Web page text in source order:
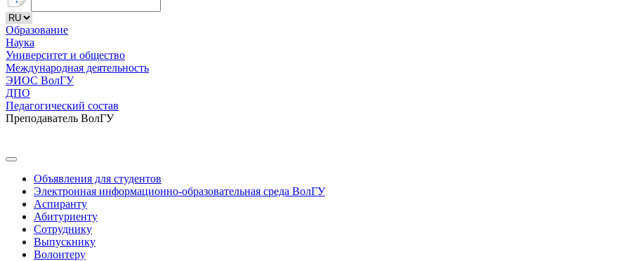
Образование
Наука
Университет и общество
Международная деятельность
ЭИОС ВолГУ
ДПО
Педагогический состав
Преподаватель ВолГУ
Объявления для студентов
Электронная информационно-образовательная среда ВолГУ
Аспиранту
Абитуриенту
Сотруднику
Выпускнику
Волонтеру